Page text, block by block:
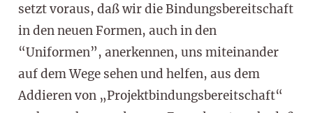
setzt voraus, daß wir die Bindungsbereitschaft
in den neuen Formen, auch in den
“Uniformen”, anerkennen, uns miteinander
auf dem Wege sehen und helfen, aus dem
Addieren von „Projektbindungsbereitschaft“